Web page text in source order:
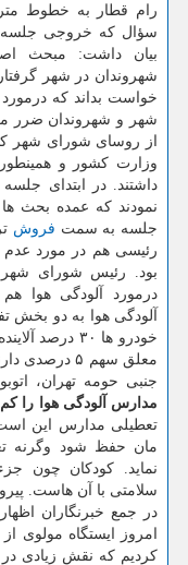
رام قطار به خطوط
سؤال كه خروجی جلسه
بیان داشت: مبحث
شهروندان در شهر
خواست بداند كه درمورد
شهر و شهروندان ضرر
از روسای شورای شهر
وزارت كشور و
داشتند. در ابتدای
نمودند كه عمده بحث
جلسه به سمت فروش
رئیسی هم در مورد عدم
بود. رئیس شورای شهر
درمورد آلودگی هوا
آلودگی هوا به دو بخش
خودرو ها ۳۰
معلق سهم ۵
جنبی حومه تهران،
مدارس آلودگی هوا را
تعطیلی مدارس این
مان حفظ شود وگرنه
نماید. كودكان چون
سلامتی با آن هاست.
در جمع خبرنگاران
امروز ایستگاه مولوی
كردیم كه نقش زیادی در